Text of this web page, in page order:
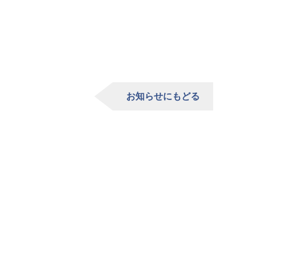
お知らせにもどる